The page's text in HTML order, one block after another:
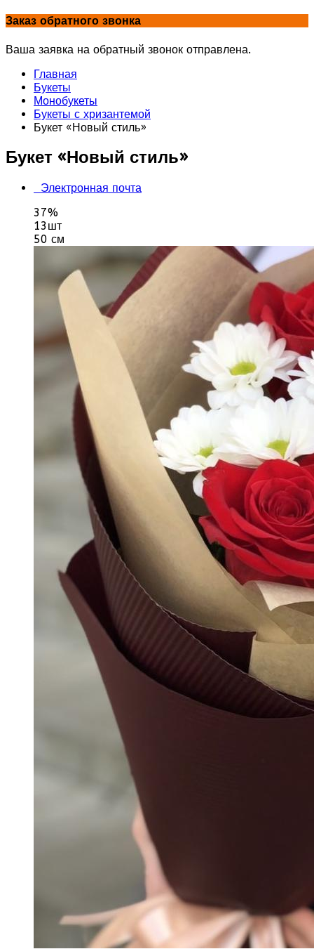
Заказ обратного звонка
Ваша заявка на обратный звонок отправлена.
Главная
Букеты
Монобукеты
Букеты с хризантемой
Букет «Новый стиль»
Букет «Новый стиль»
Электронная почта
37%
13шт
50 см